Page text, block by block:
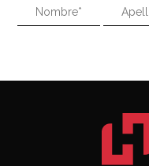
"En
Napoleón